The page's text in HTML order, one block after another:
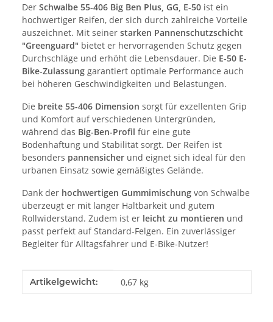
Der Schwalbe 55-406 Big Ben Plus, GG, E-50 ist ein
hochwertiger Reifen, der sich durch zahlreiche Vorteile
auszeichnet. Mit seiner starken Pannenschutzschicht
"Greenguard" bietet er hervorragenden Schutz gegen
Durchschläge und erhöht die Lebensdauer. Die E-50 E-
Bike-Zulassung garantiert optimale Performance auch
bei höheren Geschwindigkeiten und Belastungen.
Die breite 55-406 Dimension sorgt für exzellenten Grip
und Komfort auf verschiedenen Untergründen,
während das Big-Ben-Profil für eine gute
Bodenhaftung und Stabilität sorgt. Der Reifen ist
besonders pannensicher und eignet sich ideal für den
urbanen Einsatz sowie gemäßigtes Gelände.
Dank der hochwertigen Gummimischung von Schwalbe
überzeugt er mit langer Haltbarkeit und gutem
Rollwiderstand. Zudem ist er leicht zu montieren und
passt perfekt auf Standard-Felgen. Ein zuverlässiger
Begleiter für Alltagsfahrer und E-Bike-Nutzer!
Produkteigenschaft
Wert
Artikelgewicht: 0,67 kg